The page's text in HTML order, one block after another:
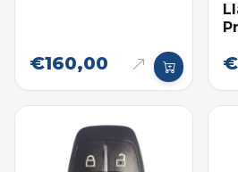
€160,00